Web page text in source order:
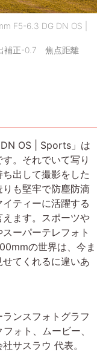
F5-6.3 DG DN OS |
正-0.7 焦点距離
OS | Sports」は
。それでいて写り
出して撮影をした
も堅牢で防塵防滴
ティーに活躍する
ます。スポーツや
ーパーテレフォト
の世界は、今ま
てくれるに違いあ
ンスフォトグラフ
ォト、ムービー、
サスラウ 代表。